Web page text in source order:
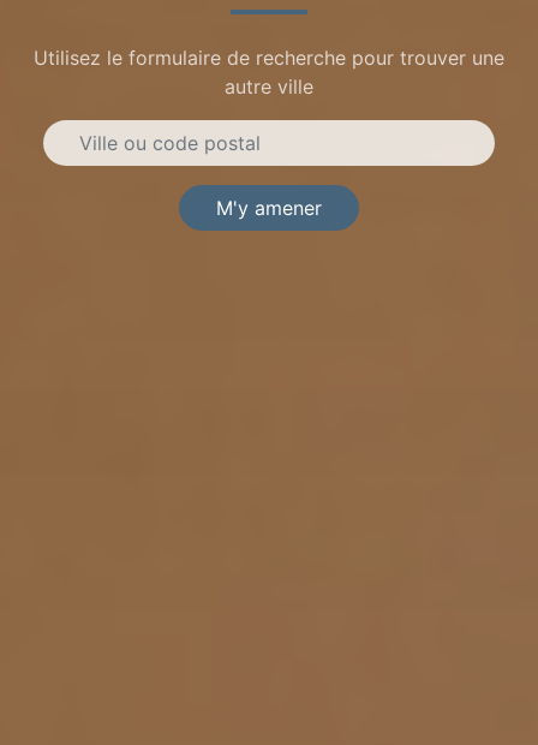
Utilisez le formulaire de recherche pour trouver une
autre ville
M'y amener